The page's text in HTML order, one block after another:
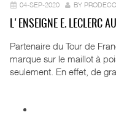
04-SEP-2020 BY
L'ENSEIGNE E. LECLERC
Partenaire du Tour de
marque sur le maillot à
seulement. En effet, de